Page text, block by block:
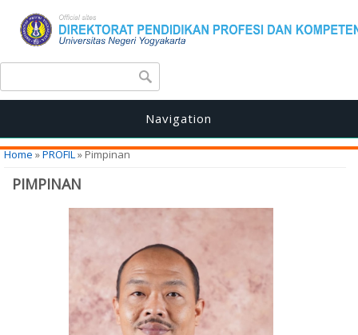
Search form
Navigation
You are here
Home»PROFIL» Pimpinan
PIMPINAN